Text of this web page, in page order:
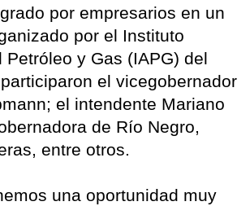
por empresarios en un
por el Instituto
Petróleo y Gas (IAPG) del
el vicegobernador
el intendente Mariano
de Río Negro,
entre otros.
una oportunidad muy